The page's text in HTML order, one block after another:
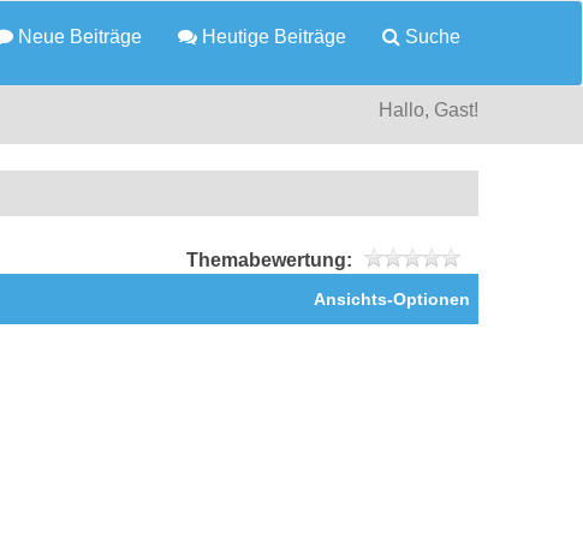
Neue Beiträge Heutige Beiträge Suche
Hallo, Gast!
Themabewertung:
Ansichts-Optionen